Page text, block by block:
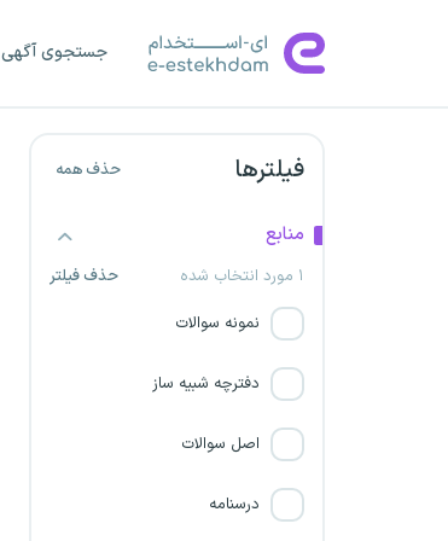
جستجوی آگهی
فیلترها حذف همه
منابع
۱ مورد انتخاب شده
حذف فیلتر
نمونه سوالات
دفترچه شبیه ساز
اصل سوالات
درسنامه
سازمان حسابرسی
فارس
بنیاد شهید و امور ایثارگران
زاهدان
سازمان دامپزشکی کشور